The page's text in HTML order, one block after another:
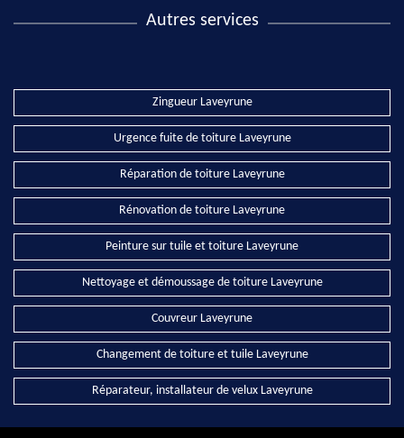
Autres services
Zingueur Laveyrune
Urgence fuite de toiture Laveyrune
Réparation de toiture Laveyrune
Rénovation de toiture Laveyrune
Peinture sur tuile et toiture Laveyrune
Nettoyage et démoussage de toiture Laveyrune
Couvreur Laveyrune
Changement de toiture et tuile Laveyrune
Réparateur, installateur de velux Laveyrune